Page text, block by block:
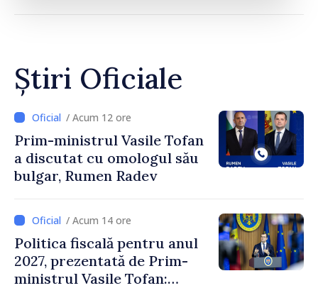
Știri Oficiale
/ Acum 12 ore
Prim-ministrul Vasile Tofan
a discutat cu omologul său
bulgar, Rumen Radev
/ Acum 14 ore
Politica fiscală pentru anul
2027, prezentată de Prim-
ministrul Vasile Tofan: